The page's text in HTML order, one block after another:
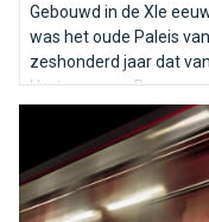
Gebouwd in de XIe
was het oude Paleis
zeshonderd jaar dat
Hertogen van
Top 10 van